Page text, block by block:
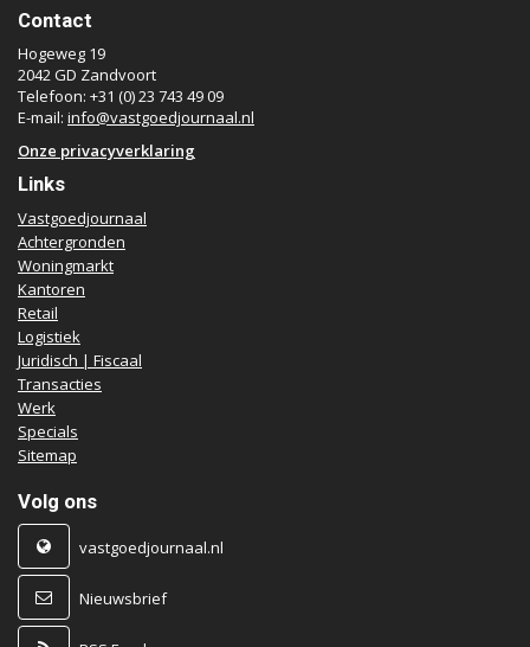
Contact
Hogeweg 19
2042 GD Zandvoort
Telefoon: +31 (0) 23 743 49 09
E-mail: info@vastgoedjournaal.nl
Onze privacyverklaring
Links
Vastgoedjournaal
Achtergronden
Woningmarkt
Kantoren
Retail
Logistiek
Juridisch | Fiscaal
Transacties
Werk
Specials
Sitemap
Volg ons
vastgoedjournaal.nl
Nieuwsbrief